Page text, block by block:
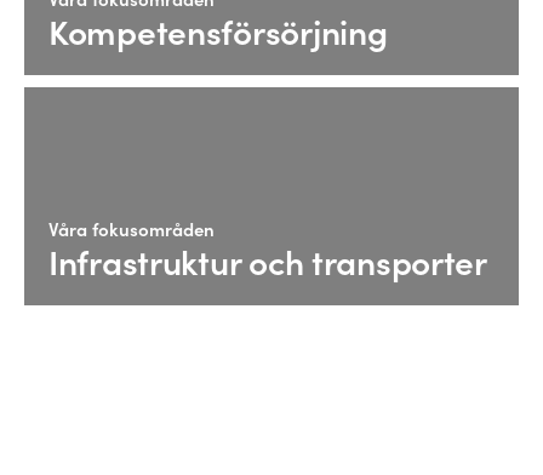
Kompetensförsörjning
Våra fokusområden
Infrastruktur och transporter